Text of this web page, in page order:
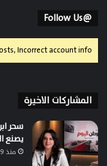
@Follow Us
Incorrect account info.
المشاركات الاخيرة
سحر
يصنع
منذ 9 ساعات